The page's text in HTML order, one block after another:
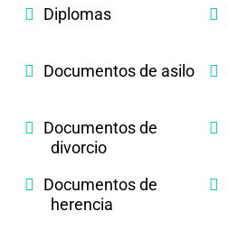
Diplomas
Documentos de asilo
Documentos de
divorcio
Documentos de
herencia